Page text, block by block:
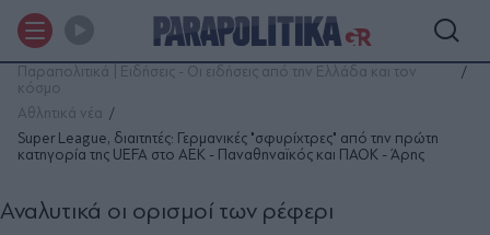
Παραπολιτικά | Ειδήσεις - Οι ειδήσεις από την Ελλάδα και τον
κόσμο
Αθλητικά νέα
Super League, διαιτητές: Γερμανικές "σφυρίχτρες" από την πρώτη
κατηγορία της UEFA στο ΑΕΚ - Παναθηναϊκός και ΠΑΟΚ - Άρης
Αναλυτικά οι ορισμοί των ρέφερι